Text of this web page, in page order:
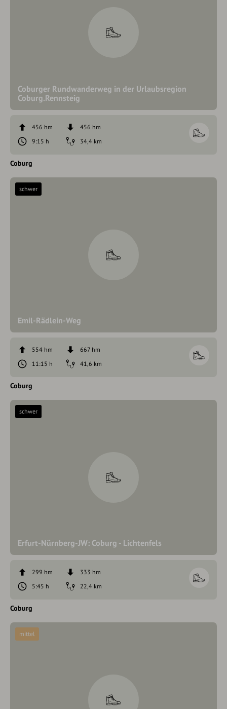
Coburger Rundwanderweg in der Urlaubsregion
Coburg.Rennsteig
456 hm
456 hm
9:15 h
34,4 km
Coburg
Emil-Rädlein-Weg
schwer
554 hm
667 hm
11:15 h
41,6 km
Coburg
Erfurt-Nürnberg-JW: Coburg - Lichtenfels
schwer
299 hm
333 hm
5:45 h
22,4 km
Coburg
mittel